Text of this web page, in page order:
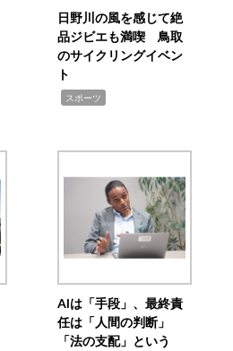
日野川の風を感じて絶
品ジビエも満喫 鳥取
のサイクリングイベン
ト
スポーツ
AIは「手段」、最終責
任は「人間の判断」
「法の支配」という